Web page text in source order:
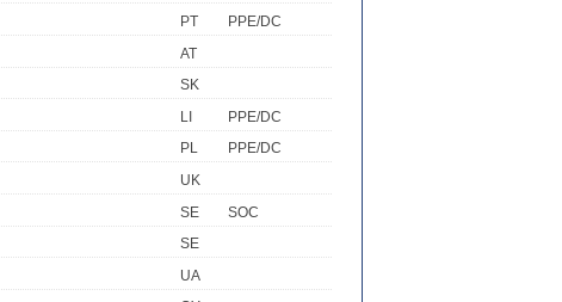
PT
PPE/DC
AT
SK
LI
PPE/DC
PL
PPE/DC
UK
SE
SOC
SE
UA